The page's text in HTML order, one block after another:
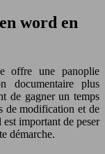
word en
offre une panoplie
documentaire plus
de gagner un temps
de modification et de
important de peser
démarche.